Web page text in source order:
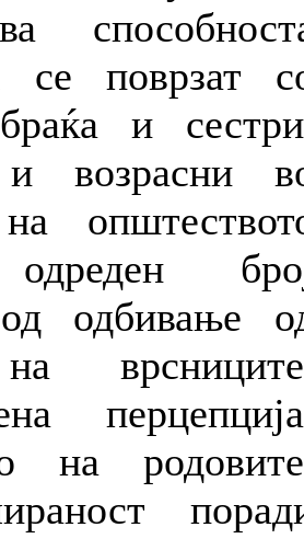
се поврзат
и
возрасни
одбивање
на